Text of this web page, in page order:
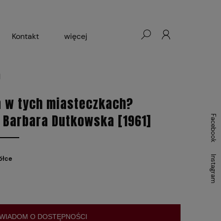
Kontakt więcej
w tych miasteczkach?
Dutkowska [1961]
O DOSTĘPNOŚCI
Facebook
Instagram